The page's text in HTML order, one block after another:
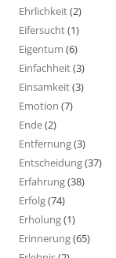
Ehrlichkeit(2)
Eifersucht(1)
Eigentum (6)
Einfachheit(3)
Einsamkeit(3)
Emotion (7)
Ende(2)
Entfernung(3)
Entscheidung(37)
Erfahrung(38)
Erfolg(74)
Erholung(1)
Erinnerung(65)